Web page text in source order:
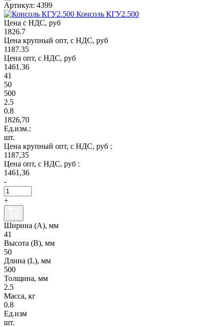
Артикул: 4399
Консоль КГУ2.500
Цена с НДС, руб
1826.7
Цена крупный опт, с НДС, руб
1187.35
Цена опт, с НДС, руб
1461.36
41
50
500
2.5
0.8
1826,70
Ед.изм.:
шт.
Цена крупный опт, с НДС, руб :
1187,35
Цена опт, с НДС, руб :
1461,36
-
+
Ширина (А), мм
41
Высота (В), мм
50
Длина (L), мм
500
Толщина, мм
2.5
Масса, кг
0.8
Ед.изм
шт.